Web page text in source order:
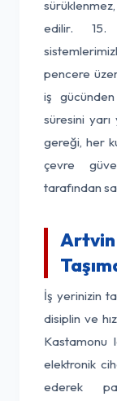
edilir. 15.
pencere
iş
süresini yarı
gereği, her
çevre
tarafından
Artvin
İş yerinizin
disiplin ve
Kastamonu
elektronik
ederek